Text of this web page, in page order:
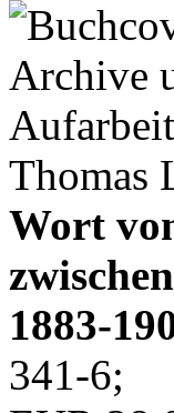
Thomas
Wort
1883-
341-6;